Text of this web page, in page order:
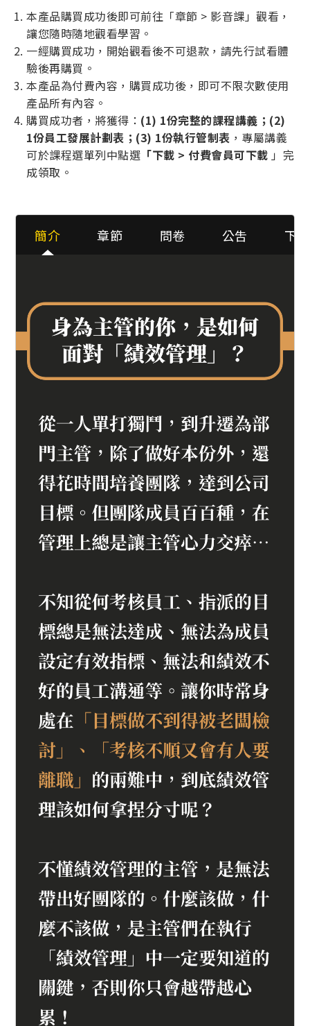
本產品購買成功後即可前往「章節 > 影音課」觀看，
讓您隨時隨地觀看學習。
一經購買成功，開始觀看後不可退款，請先行試看體
驗後再購買。
本產品為付費內容，購買成功後，即可不限次數使用
產品所有內容。
購買成功者，將獲得： (1) 1份完整的課程講義；(2)
1份員工發展計劃表；(3) 1份執行管制表 ，專屬講義
可於課程選單列中點選 「下載 > 付費會員可下載 」完
成領取。
簡介 章節 問卷 公吿 下載